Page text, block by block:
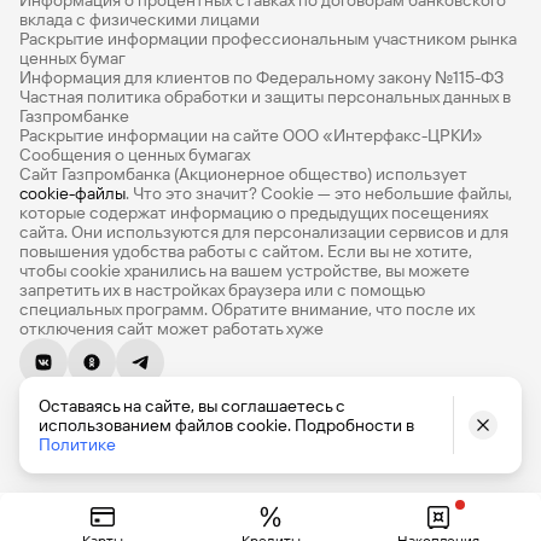
ни при каких обстоятельствах не гарантируют доход, на
который вы, возможно, рассчитываете, при условии
использования предоставленной информации для
принятия инвестиционных решений. Не является
банковским вкладом. Денежные средства,
размещенные на брокерских счетах и вложенные в
облигации, не подпадают под действие Федерального
закона от 23.12.2003 №177 — ФЗ «О страховании
вкладов в банках Российской Федерации». Налоговым
кодексом Российской Федерации предусмотрены
инвестиционный налоговый вычет из суммы внесенных
налогоплательщиком в налоговом периоде на
индивидуальный инвестиционный счёт (далее – ИИС)
денежных средств - налоговый вычет на взнос (тип
«А») и инвестиционный налоговый вычет в сумме
положительного финансового результата, полученного
по операциям, учитываемым на ИИС - налоговый вычет
на доход (тип «Б»). Вид получаемого инвестиционного
налогового вычета определяется Клиентом
самостоятельно. Налоговый вычет на взнос (тип «А») и
налоговый вычет на доход (тип «Б») предоставляется
Федеральной налоговой службой России физическим
Дебетовые карты с бесплатным обслуживанием
Все накопительные счета
Банковские вклады на 3 месяца
Вклады с высоким процентом
Калькулятор вкладов
Виртуальные карты
Премиум
Private
РКО
ВЭД
Депозиты для бизнеса
Эквайринг
Кредитные карты
вклада с физическими лицами
Раскрытие информации профессиональным участником рынка
ценных бумаг
Информация для клиентов по Федеральному закону №115-ФЗ
Частная политика обработки и защиты персональных данных в
Газпромбанке
Раскрытие информации на сайте ООО «Интерфакс-ЦРКИ»
Сообщения о ценных бумагах
Сайт Газпромбанка (Акционерное общество) использует
cookie-файлы. Что это значит? Сookie — это небольшие файлы,
которые содержат информацию о предыдущих посещениях
сайта. Они используются для персонализации сервисов и для
повышения удобства работы с сайтом. Если вы не хотите,
чтобы сookie хранились на вашем устройстве, вы можете
запретить их в настройках браузера или с помощью
специальных программ. Обратите внимание, что после их
отключения сайт может работать хуже
© 1990-2026, Банк ГПБ (АО) Генеральная лицензия Банка
России № 354
English version
Оставаясь на сайте, вы соглашаетесь с
использованием файлов cookie. Подробности в
Политике